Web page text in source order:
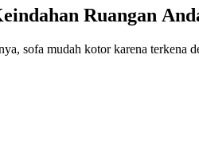
Ruangan
sofa mudah kotor karena terkena